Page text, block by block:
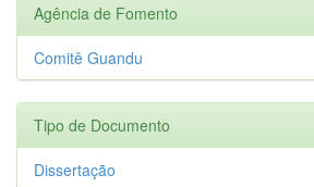
Agência de Fomento
Comitê Guandu
Tipo de Documento
Dissertação